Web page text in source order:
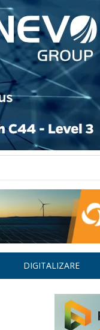
DIGITALIZARE